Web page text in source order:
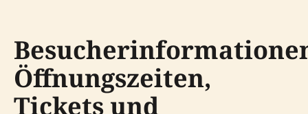
Öffnungszeiten,
Tickets und